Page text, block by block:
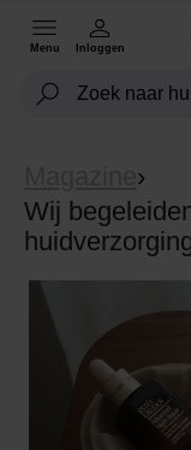
Menu Inloggen
›
Wij